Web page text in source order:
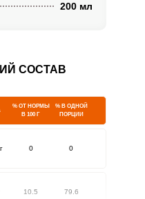
200 мл
СОСТАВ
% ОТ НОРМЫ
В 100 Г
% В ОДНОЙ
ПОРЦИИ
0 0
10.5 79.6